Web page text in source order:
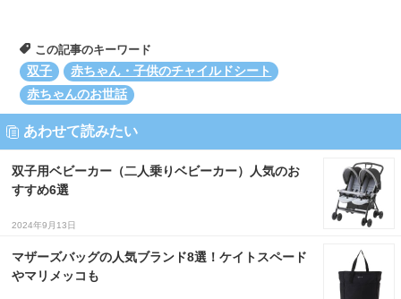
この記事のキーワード
双子
赤ちゃん・子供のチャイルドシート
赤ちゃんのお世話
あわせて読みたい
双子用ベビーカー（二人乗りベビーカー）人気のお
すすめ6選
2024年9月13日
マザーズバッグの人気ブランド8選！ケイトスペード
やマリメッコも